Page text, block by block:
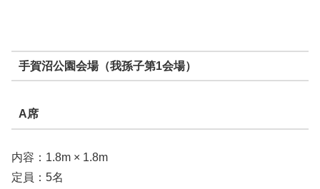
手賀沼公園会場（我孫子第1会場）
A席
内容：1.8m × 1.8m
定員：5名